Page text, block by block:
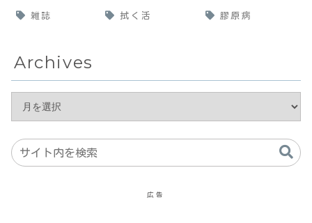
雑誌 拭く活 膠原病
Archives
広告